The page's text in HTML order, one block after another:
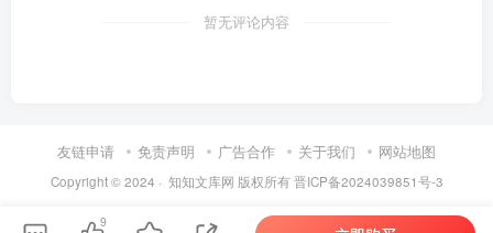
暂无评论内容
友链申请 免责声明 广告合作 关于我们 网站地图
Copyright © 2024 · 知知文库网 版权所有晋ICP备2024039851号-3
9